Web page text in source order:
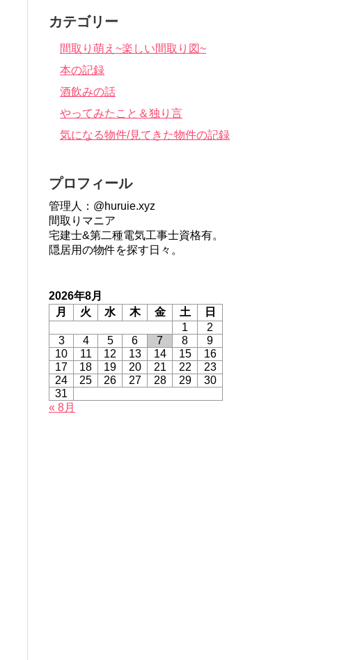
カテゴリー
間取り萌え~楽しい間取り図~
本の記録
酒飲みの話
やってみたこと＆独り言
気になる物件/見てきた物件の記録
プロフィール
管理人：@huruie.xyz
間取りマニア
宅建士&第二種電気工事士資格有。
隠居用の物件を探す日々。
2026年8月
月
火 水 木 金 土
日
1
2
3
4 5 6 7 8
9
10
11 12 13 14 15
16
17
18 19 20 21 22
23
24
25 26 27 28 29
30
31
« 8月